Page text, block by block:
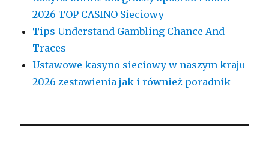
2026 TOP CASINO Sieciowy
Tips Understand Gambling Chance And
Traces
Ustawowe kasyno sieciowy w naszym kraju
2026 zestawienia jak i również poradnik